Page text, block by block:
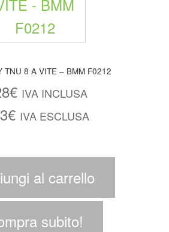
Tassello NY TNU 8 A VITE – BMM F0212
€ IVA INCLUSA
€ IVA ESCLUSA
al carrello
subito!